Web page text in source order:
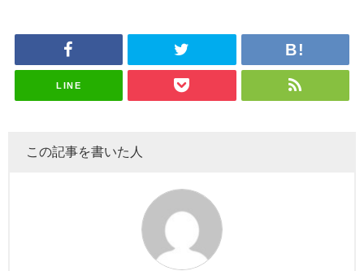
がこちら
ざわつかせ
「ラヴィッ
スタジオ出
ざわつかせ
さんに恐怖
ナンタラ】
LINE
この記事を書いた人